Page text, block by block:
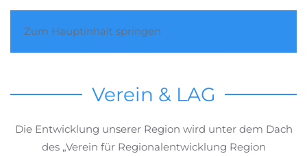
Zum Hauptinhalt springen
Verein & LAG
Die Entwicklung unserer Region wird unter dem Dach
des „Verein für Regionalentwicklung Region